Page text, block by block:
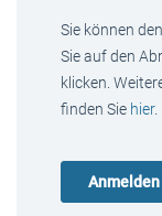
Sie können
Sie auf den
klicken.
finden Sie hier.